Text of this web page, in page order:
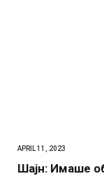
APRIL 11, 2023
Шајн: Имаше